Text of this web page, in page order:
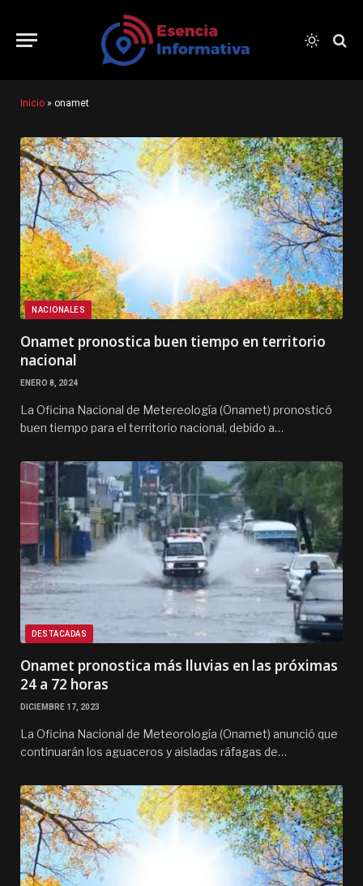
Inicio » onamet
NACIONALES
Onamet pronostica buen tiempo en territorio
nacional
ENERO 8, 2024
La Oficina Nacional de Metereología (Onamet) pronosticó
buen tiempo para el territorio nacional, debido a…
DESTACADAS
Onamet pronostica más lluvias en las próximas
24 a 72 horas
DICIEMBRE 17, 2023
La Oficina Nacional de Meteorología (Onamet) anunció que
continuarán los aguaceros y aisladas ráfagas de…